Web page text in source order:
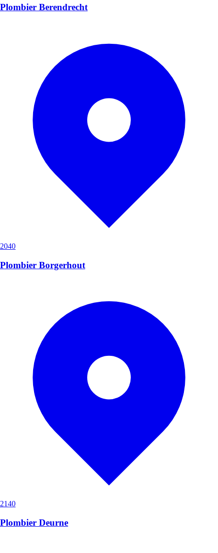
Plombier Berendrecht
2040
Plombier Borgerhout
2140
Plombier Deurne